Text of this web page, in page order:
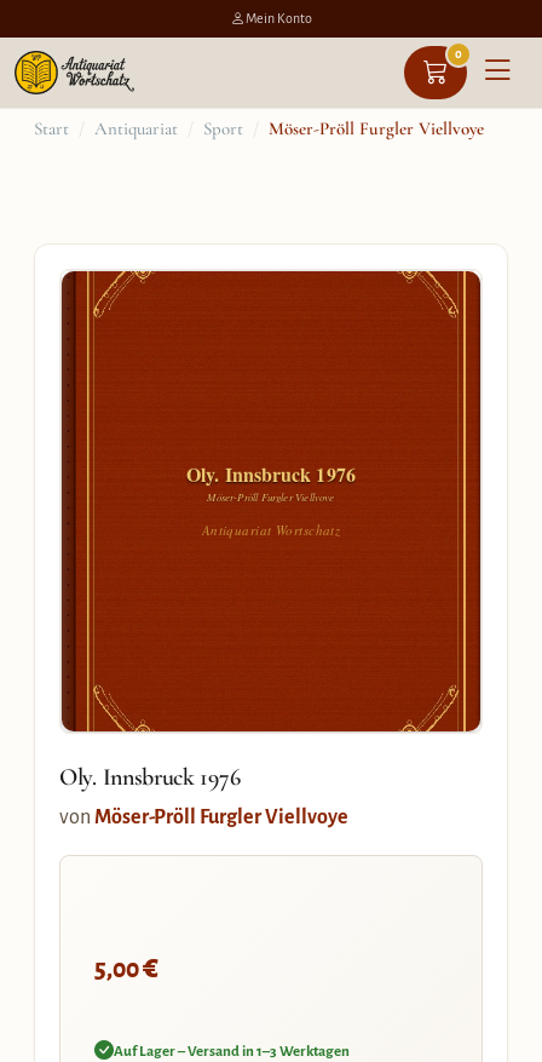
Mein Konto
0
ZumStart / Antiquariat / Sport / Möser-Pröll Furgler Viellvoye
Oly. Innsbruck 1976
Möser-Pröll Furgler Viellvoye
Antiquariat Wortschatz
Oly. Innsbruck 1976
von Möser-Pröll Furgler Viellvoye
5,00€
Auf Lager – Versand in 1–3 Werktagen